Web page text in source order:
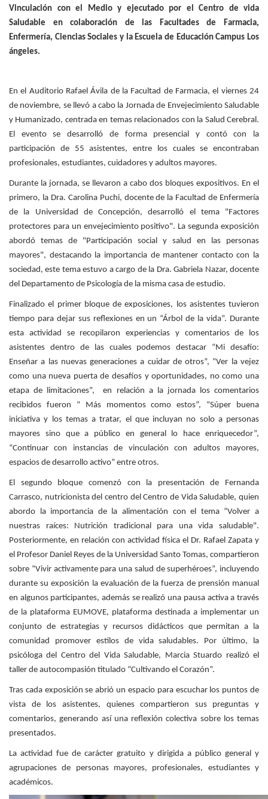
Vinculación con el Medio y ejecutado por el Centro de vida
Saludable en colaboración de las Facultades de Farmacia,
Enfermería, Ciencias Sociales y la Escuela de Educación Campus Los
ángeles.
En el Auditorio Rafael Ávila de la Facultad de Farmacia, el viernes 24
de noviembre, se llevó a cabo la Jornada de Envejecimiento Saludable
y Humanizado, centrada en temas relacionados con la Salud Cerebral.
El evento se desarrolló de forma presencial y contó con la
participación de 55 asistentes, entre los cuales se encontraban
profesionales, estudiantes, cuidadores y adultos mayores.
Durante la jornada, se llevaron a cabo dos bloques expositivos. En el
primero, la Dra. Carolina Puchi, docente de la Facultad de Enfermería
de la Universidad de Concepción, desarrolló el tema "Factores
protectores para un envejecimiento positivo". La segunda exposición
abordó temas de "Participación social y salud en las personas
mayores", destacando la importancia de mantener contacto con la
sociedad, este tema estuvo a cargo de la Dra. Gabriela Nazar, docente
del Departamento de Psicología de la misma casa de estudio.
Finalizado el primer bloque de exposiciones, los asistentes tuvieron
tiempo para dejar sus reflexiones en un “Árbol de la vida”. Durante
esta actividad se recopilaron experiencias y comentarios de los
asistentes dentro de las cuales podemos destacar “Mi desafío:
Enseñar a las nuevas generaciones a cuidar de otros”, “Ver la vejez
como una nueva puerta de desafíos y oportunidades, no como una
etapa de limitaciones”, en relación a la jornada los comentarios
recibidos fueron “ Más momentos como estos”, “Súper buena
iniciativa y los temas a tratar, el que incluyan no solo a personas
mayores sino que a público en general lo hace enriquecedor”,
“Continuar con instancias de vinculación con adultos mayores,
espacios de desarrollo activo” entre otros.
El segundo bloque comenzó con la presentación de Fernanda
Carrasco, nutricionista del centro del Centro de Vida Saludable, quien
abordo la importancia de la alimentación con el tema “Volver a
nuestras raíces: Nutrición tradicional para una vida saludable".
Posteriormente, en relación con actividad física el Dr. Rafael Zapata y
el Profesor Daniel Reyes de la Universidad Santo Tomas, compartieron
sobre “Vivir activamente para una salud de superhéroes”, incluyendo
durante su exposición la evaluación de la fuerza de prensión manual
en algunos participantes, además se realizó una pausa activa a través
de la plataforma EUMOVE, plataforma destinada a implementar un
conjunto de estrategias y recursos didácticos que permitan a la
comunidad promover estilos de vida saludables. Por último, la
psicóloga del Centro del Vida Saludable, Marcia Stuardo realizó el
taller de autocompasión titulado “Cultivando el Corazón”.
Tras cada exposición se abrió un espacio para escuchar los puntos de
vista de los asistentes, quienes compartieron sus preguntas y
comentarios, generando así una reflexión colectiva sobre los temas
presentados.
La actividad fue de carácter gratuito y dirigida a público general y
agrupaciones de personas mayores, profesionales, estudiantes y
académicos.